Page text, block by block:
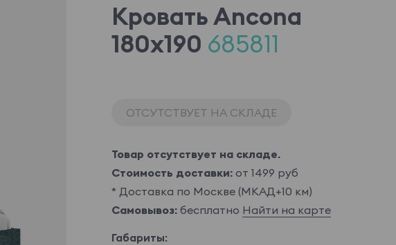
Кровать Ancona
180x190 685811
ОТСУТСТВУЕТ НА СКЛАДЕ
Товар отсутствует на складе.
Стоимость доставки:от 1499 руб
* Доставка по Москве (МКАД+10 км)
Самовывоз:бесплатно Найти на карте
Габариты: